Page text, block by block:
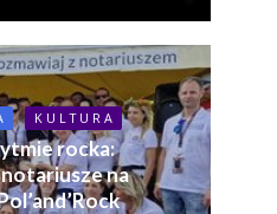
K U L T U R A
rocka:
na